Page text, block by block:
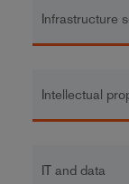
Infrastructure
Intellectual
IT and data